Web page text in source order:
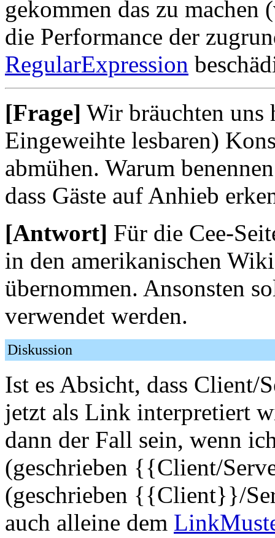
gekommen das zu
die Performance der
RegularExpression
[Frage] Wir bräuchten
Eingeweihte lesbaren)
abmühen. Warum
dass Gäste auf Anhieb
[Antwort] Für die Cee-
in den amerikanischen
übernommen. Ansonsten
verwendet werden.
Diskussion
Ist es Absicht, dass Client/
jetzt als Link interpretiert
dann der Fall sein, wenn
(geschrieben {{Client/
(geschrieben {{Client}}/
auch alleine dem